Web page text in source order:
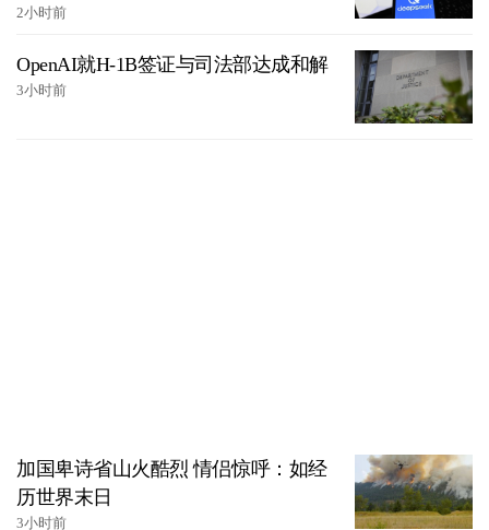
2小时前
OpenAI就H-1B签证与司法部达成和解
3小时前
加国卑诗省山火酷烈 情侣惊呼：如经
历世界末日
3小时前